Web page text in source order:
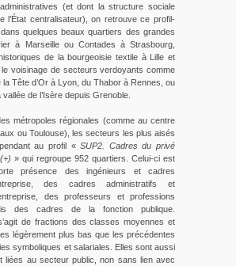
(et dont la structure sociale
l’État centralisateur), on retrouve ce profil-
quelques beaux quartiers des grandes
à Marseille ou Contades à Strasbourg,
de la bourgeoisie textile à Lille et
voisinage de secteurs verdoyants comme
Tête d’Or à Lyon, du Thabor à Rennes, ou
de l’Isère depuis Grenoble.
métropoles régionales (comme au centre
ou Toulouse), les secteurs les plus aisés
au profil «SUP2. Cadres du privé
» qui regroupe 952 quartiers. Celui-ci est
présence des ingénieurs et cadres
des cadres administratifs et
des professeurs et professions
des cadres de la fonction publique.
de fractions des classes moyennes et
légèrement plus bas que les précédentes
symboliques et salariales. Elles sont aussi
liées au secteur public, non sans lien avec